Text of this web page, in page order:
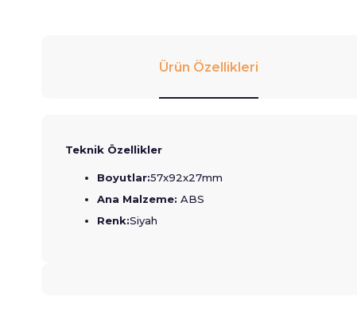
Ürün Özellikleri
Teknik Özellikler
Boyutlar:57x92x27mm
Ana Malzeme: ABS
Renk:Siyah